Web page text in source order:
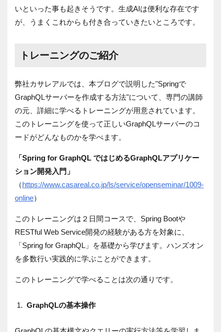
いといった事も起きそうです。生成AIは便利な存在です
が、うまくこれからも付き合っていきたいところです。
トレーニングのご紹介
弊社カサレアルでは、本ブログで説明した"Springで
GraphQLサーバーを作成する方法"について、専門の講師
の元、詳細に学べるトレーニングが用意されています。
このトレーニングを使って正しいGraphQLサーバーのコ
ードがどんなものかを学べます。
「Spring for GraphQL ではじめるGraphQLアプリケー
ション開発入門」
（https://www.casareal.co.jp/ls/service/openseminar/1009-
online）
このトレーニングは２日間コースで、Spring Bootや
RESTful Web Service開発の経験がある方を対象に、
「Spring for GraphQL」を基礎から学びます。ハンズオン
を多数行い実践的に学ぶことができます。
このトレーニングで学べることは次の通りです。
GraphQLの基本操作